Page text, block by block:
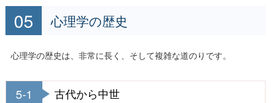
心理学の歴史
心理学の歴史は、非常に長く、そして複雑な道のりです。
5-1 古代から中世